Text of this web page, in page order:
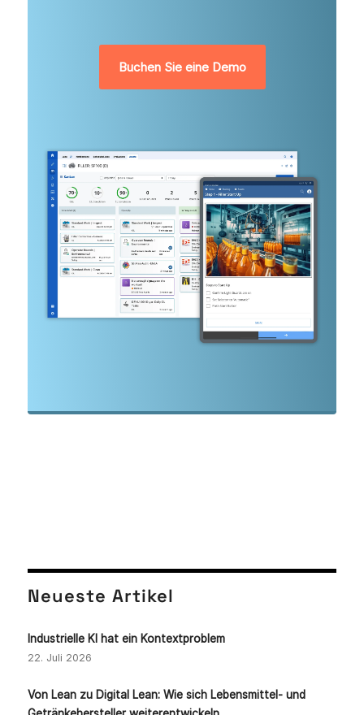
Buchen Sie eine Demo
Neueste Artikel
Industrielle KI hat ein Kontextproblem
22. Juli 2026
Von Lean zu Digital Lean: Wie sich Lebensmittel- und